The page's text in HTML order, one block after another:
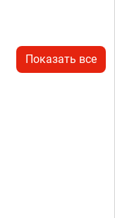
Показать все